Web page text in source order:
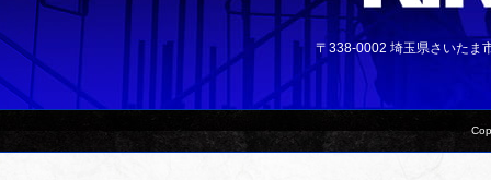
〒338-0002 埼玉県さいた